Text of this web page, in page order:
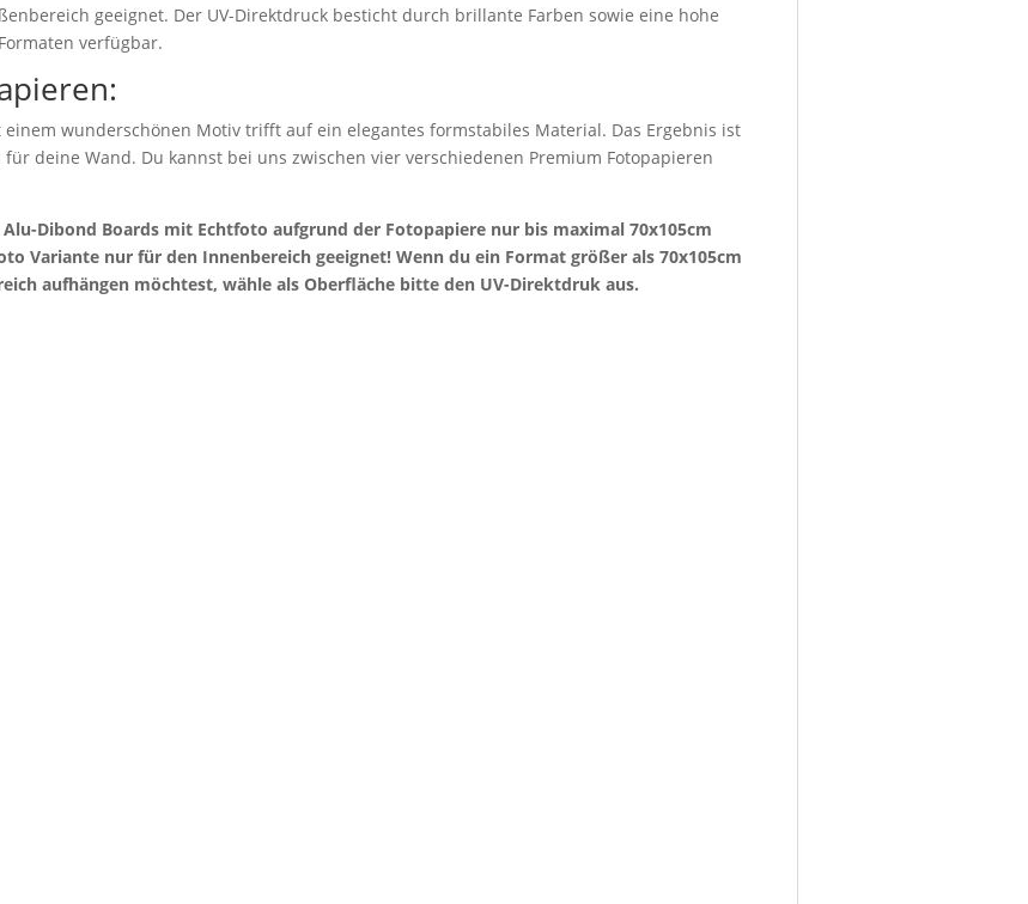
geeignet. Der UV-Direktdruck besticht durch brillante Farben sowie eine hohe
verfügbar.
einem wunderschönen Motiv trifft auf ein elegantes formstabiles Material. Das Ergebnis ist
deine Wand. Du kannst bei uns zwischen vier verschiedenen Premium Fotopapieren
Dibond Boards mit Echtfoto aufgrund der Fotopapiere nur bis maximal 70x105cm
Variante nur für den Innenbereich geeignet! Wenn du ein Format größer als 70x105cm
aufhängen möchtest, wähle als Oberfläche bitte den UV-Direktdruk aus.